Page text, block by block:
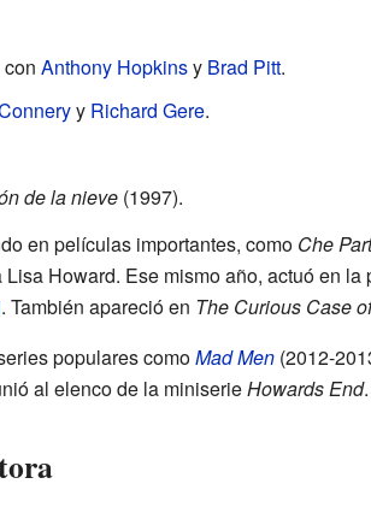
Anthony Hopkinsy Brad Pitt.
y Richard Gere.
de la nieve(1997).
en películas importantes, como Che
Howard. Ese mismo año, actuó en
. También apareció en The Curious Case
populares comoMad Men(2012-
al elenco de la miniserieHowards End.